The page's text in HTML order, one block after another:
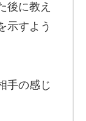
後に教え
示すよう
手の感じ